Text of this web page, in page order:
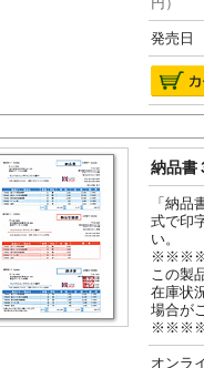
発売日
納品書
「納
式で印
い。
この製
在庫状
場合が
オン